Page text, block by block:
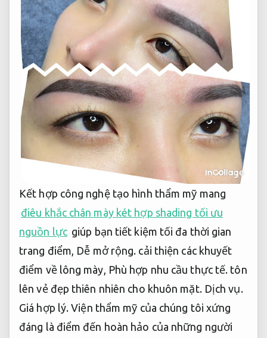
Kết hợp công nghệ tạo hình thẩm mỹ mang
điêu khắc chân mày két hợp shading tối ưu
nguồn lực giúp bạn tiết kiệm tối đa thời gian
trang điểm, Dễ mở rộng. cải thiện các khuyết
điểm về lông mày, Phù hợp nhu cầu thực tế. tôn
lên vẻ đẹp thiên nhiên cho khuôn mặt. Dịch vụ.
Giá hợp lý. Viện thẩm mỹ của chúng tôi xứng
đáng là điểm đến hoàn hảo của những người